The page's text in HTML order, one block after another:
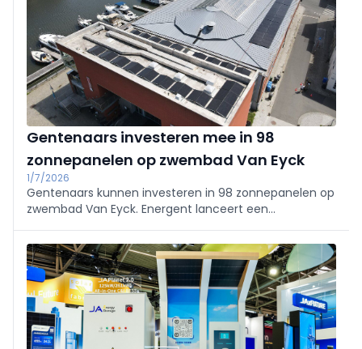
Gentenaars investeren mee in 98
zonnepanelen op zwembad Van Eyck
1/7/2026
Gentenaars kunnen investeren in 98 zonnepanelen op
zwembad Van Eyck. Energent lanceert een
euro (max. 5) met dividend. Ook Blaarmeersen is
voorzien en Bourgoyen volgt; samen 615 extra panelen
richting klimaatneutrale sportinfrastructuur.